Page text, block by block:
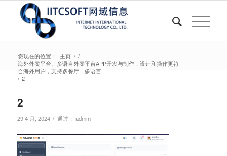
您现在的位置： 主页 / /
海外外卖平台、多语言外卖平台APP开发与制作，设计和操作更符
合海外用户，支持多餐厅，多语言
/ 2
2
29 4 月, 2024 / 通过： admin